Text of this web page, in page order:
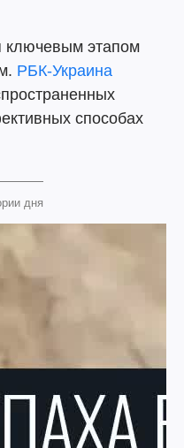
ключевым этапом
РБК-Украина
способах
дня